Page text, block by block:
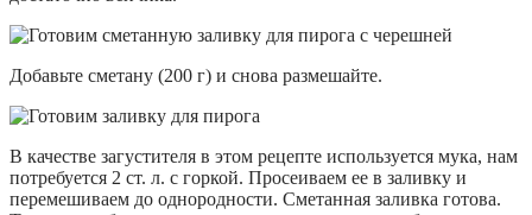
Добавьте сметану (200 г) и снова размешайте.
В качестве загустителя в этом рецепте используется мука, нам
потребуется 2 ст. л. с горкой. Просеиваем ее в заливку и
перемешиваем до однородности. Сметанная заливка готова.